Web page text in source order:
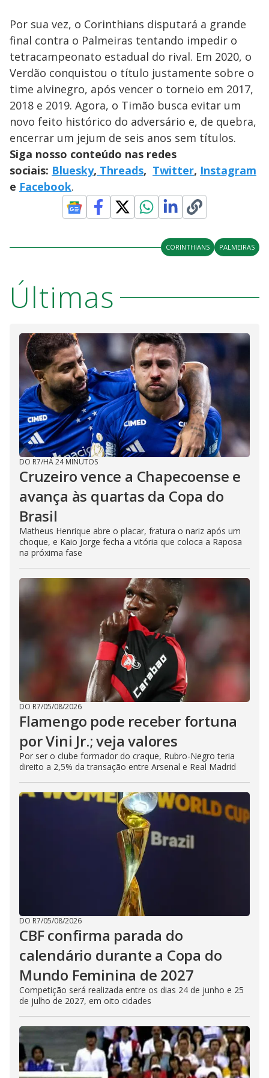
Por sua vez, o Corinthians disputará a grande
final contra o Palmeiras tentando impedir o
tetracampeonato estadual do rival. Em 2020, o
Verdão conquistou o título justamente sobre o
time alvinegro, após vencer o torneio em 2017,
2018 e 2019. Agora, o Timão busca evitar um
novo feito histórico do adversário e, de quebra,
encerrar um jejum de seis anos sem títulos.
Siga nosso conteúdo nas redes
sociais: Bluesky, Threads, Twitter, Instagram
e Facebook.
CORINTHIANS PALMEIRAS
Últimas
DO R7/HÁ 24 MINUTOS
Cruzeiro vence a Chapecoense e
avança às quartas da Copa do
Brasil
Matheus Henrique abre o placar, fratura o nariz após um
choque, e Kaio Jorge fecha a vitória que coloca a Raposa
na próxima fase
DO R7/05/08/2026
Flamengo pode receber fortuna
por Vini Jr.; veja valores
Por ser o clube formador do craque, Rubro-Negro teria
direito a 2,5% da transação entre Arsenal e Real Madrid
DO R7/05/08/2026
CBF confirma parada do
calendário durante a Copa do
Mundo Feminina de 2027
Competição será realizada entre os dias 24 de junho e 25
de julho de 2027, em oito cidades